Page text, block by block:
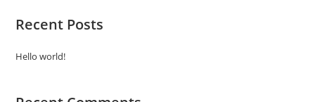
Recent Posts
Hello world!